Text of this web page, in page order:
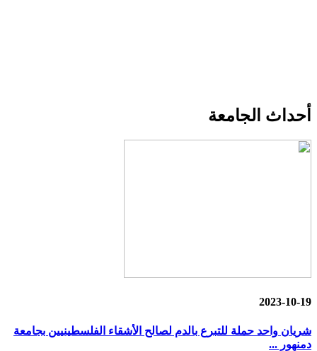
أحداث الجامعة
2023-10-19
شريان واحد حملة للتبرع بالدم لصالح الأشقاء الفلسطينيين بجامعة
دمنهور ...